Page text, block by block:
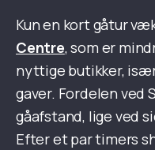
Kun en kort gåtur
Centre, som er
nyttige butikker,
gaver. Fordelen ved
gåafstand, lige ved
Efter et par timers